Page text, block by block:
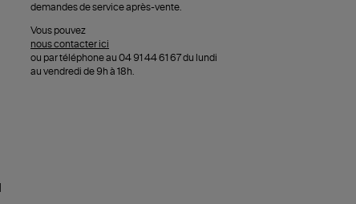
demandes de service après-vente.
Vous pouvez
nous contacter ici
ou par téléphone au 04 91 44 61 67 du lundi
au vendredi de 9h à 18h.